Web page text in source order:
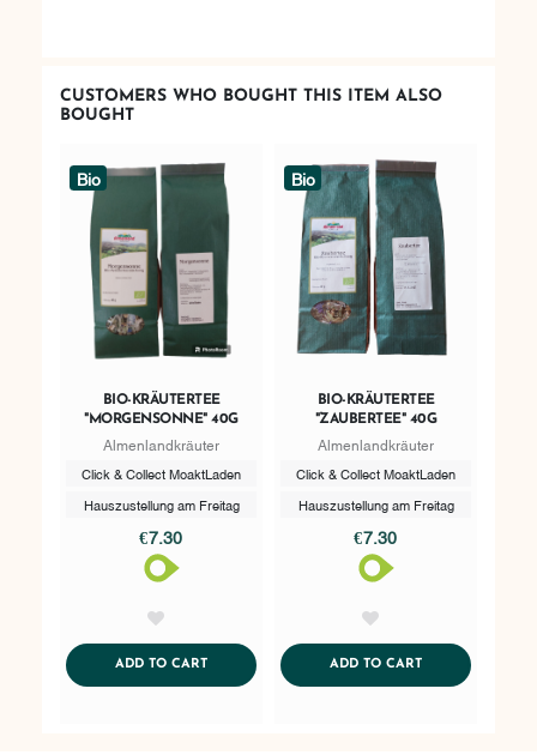
CUSTOMERS WHO BOUGHT THIS ITEM ALSO
BOUGHT
Bio
BIO-KRÄUTERTEE
"MORGENSONNE" 40G
Almenlandkräuter
Click & Collect MoaktLaden
Hauszustellung am Freitag
€7.30
ADD TO CARTADDTOCART
Bio
BIO-KRÄUTERTEE
"ZAUBERTEE" 40G
Almenlandkräuter
Click & Collect MoaktLaden
Hauszustellung am Freitag
€7.30
ADD TO CARTADDTOCART